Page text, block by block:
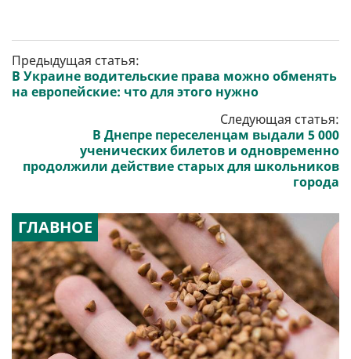
Предыдущая статья:
В Украине водительские права можно обменять
на европейские: что для этого нужно
Следующая статья:
В Днепре переселенцам выдали 5 000
ученических билетов и одновременно
продолжили действие старых для школьников
города
ГЛАВНОЕ